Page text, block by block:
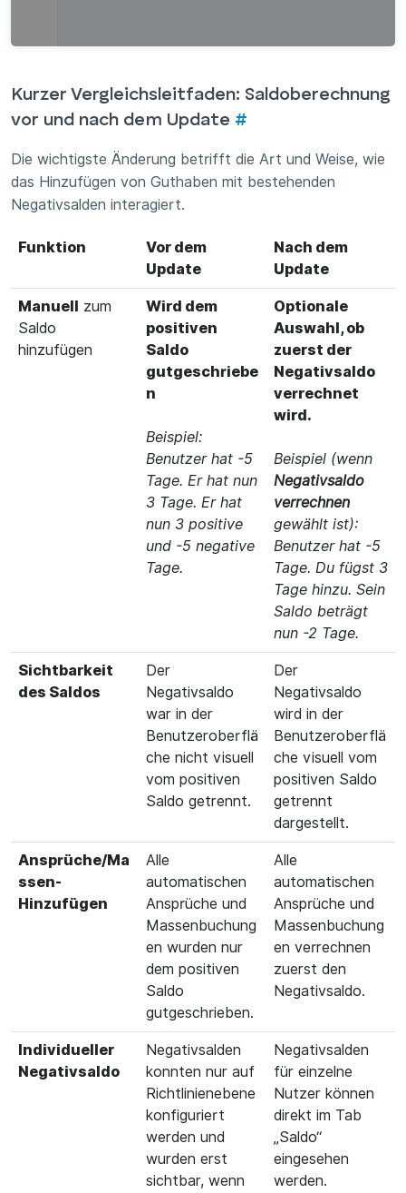
Kurzer Vergleichsleitfaden: Saldoberechnung
vor und nach dem Update #
Die wichtigste Änderung betrifft die Art und Weise, wie
das Hinzufügen von Guthaben mit bestehenden
Negativsalden interagiert.
Funktion
Vor dem
Update
Nach dem
Update
Manuell zum
Saldo
hinzufügen
Wird dem
positiven
Saldo
gutgeschriebe
n
Beispiel:
Benutzer hat -5
Tage. Er hat nun
3 Tage. Er hat
nun 3 positive
und -5 negative
Tage.
Optionale
Auswahl, ob
zuerst der
Negativsaldo
verrechnet
wird.
Beispiel (wenn
Negativsaldo
verrechnen
gewählt ist):
Benutzer hat -5
Tage. Du fügst 3
Tage hinzu. Sein
Saldo beträgt
nun -2 Tage.
Sichtbarkeit
des Saldos
Der
Negativsaldo
war in der
Benutzeroberflä
che nicht visuell
vom positiven
Saldo getrennt.
Der
Negativsaldo
wird in der
Benutzeroberflä
che visuell vom
positiven Saldo
getrennt
dargestellt.
Ansprüche/Ma
ssen-
Hinzufügen
Alle
automatischen
Ansprüche und
Massenbuchung
en wurden nur
dem positiven
Saldo
gutgeschrieben.
Alle
automatischen
Ansprüche und
Massenbuchung
en verrechnen
zuerst den
Negativsaldo.
Individueller
Negativsaldo
Negativsalden
konnten nur auf
Richtlinienebene
konfiguriert
werden und
wurden erst
sichtbar, wenn
Negativsalden
für einzelne
Nutzer können
direkt im Tab
„Saldo“
eingesehen
werden.